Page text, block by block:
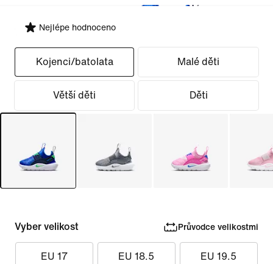
Nejlépe hodnoceno
Vybrat střih
Kojenci/batolata Malé děti
Větší děti Děti
Vyber velikost Průvodce velikostmi
EU 17 EU 18.5 EU 19.5